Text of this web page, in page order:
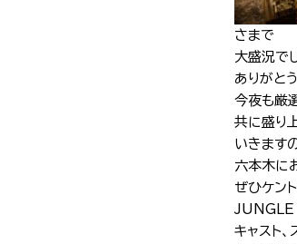
J-Tokyo
さまで
大盛況で
ありがと
今夜も厳
共に盛り
いきます
六本木に
ぜひケン
JUNGLE
キャスト、